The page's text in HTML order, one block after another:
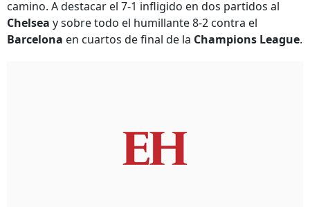
camino. A destacar el 7-1 infligido en dos partidos al
Chelsea y sobre todo el humillante 8-2 contra el
Barcelona en cuartos de final de la Champions League.